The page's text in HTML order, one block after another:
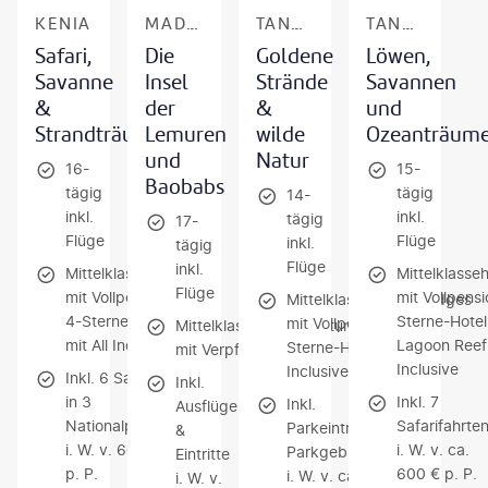
KENIA
Safari,
Savanne
&
Strandträume
16-
tägig
inkl.
Flüge
Mittelklasselodges
mit Vollpension /
4-Sterne-Hotel
mit All Inclusive
Inkl. 6 Safaris
in 3
Nationalparks
i. W. v. 600 €
p. P.
MADAGASKAR
Die
Insel
der
Lemuren
und
Baobabs
17-
tägig
inkl.
Flüge
Mittelklassehotels/Zeltunterkunft
mit Verpflegung
Inkl.
Ausflüge
&
Eintritte
i. W. v.
TANSANIA & SANSIBAR
Goldene
Strände
&
wilde
Natur
14-
tägig
inkl.
Flüge
Mittelklassehotels/Lodges
mit Vollpension / 4-
Sterne-Hotel mit All
Inclusive
Inkl.
Parkeintritte &
Parkgebühren
i. W. v. ca.
TANSANIA & KENIA
Löwen,
Savannen
und
15-
tägig
inkl.
Flüge
mit
Sterne-
Lagoon
Inclusive
Inkl. 7
Safarifahrten
i. W. v. ca.
600 € p. P.